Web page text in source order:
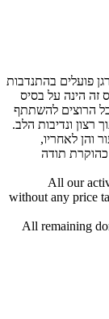
פועלים בהתנדבות
הינה על בסיס
הרוצים להשתתף
ונדיבות הלב.
והן לאחריו,
כהוקרת תודה
All our
without any price
All remaining